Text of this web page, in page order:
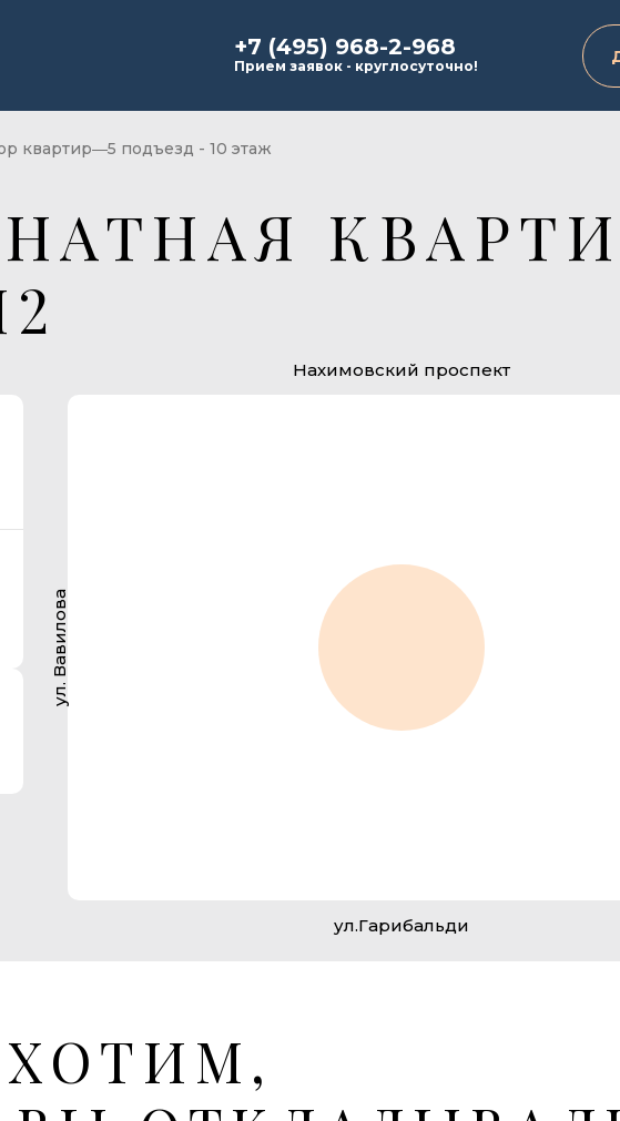
+7 (495) 968-2-968
Прием заявок - круглосуточно!
квартир 5 подъезд - 10 этаж
ул. Вавилова
Нахимовский проспект
ул.Гарибальди